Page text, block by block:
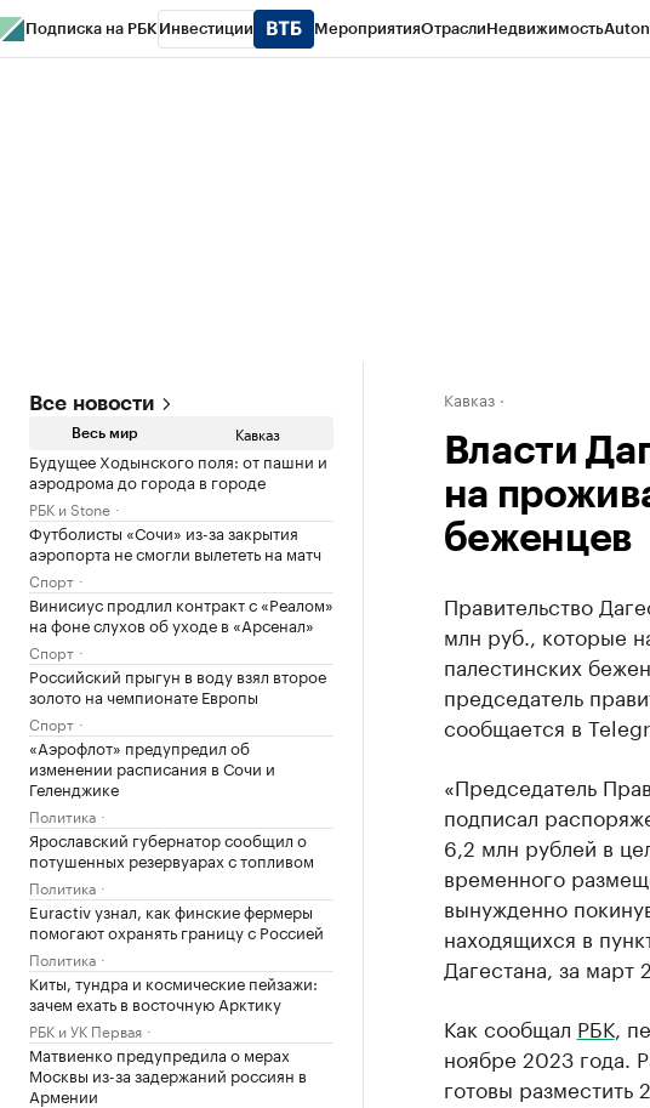
Подписка на РБК Инвестиции МероприятияОтраслиНедвижимость
Все новости
Весь мир Кавказ
Будущее Ходынского поля: от пашни и
аэродрома до города в городе
РБК и Stone
Футболисты «Сочи» из-за закрытия
аэропорта не смогли вылететь на матч
Спорт
Винисиус продлил контракт с «Реалом»
на фоне слухов об уходе в «Арсенал»
Спорт
Российский прыгун в воду взял второе
золото на чемпионате Европы
Спорт
«Аэрофлот» предупредил об
изменении расписания в Сочи и
Геленджике
Политика
Ярославский губернатор сообщил о
потушенных резервуарах с топливом
Политика
Euractiv узнал, как финские фермеры
помогают охранять границу с Россией
Политика
Киты, тундра и космические пейзажи:
зачем ехать в восточную Арктику
РБК и УК Первая
Матвиенко предупредила о мерах
Москвы из-за задержаний россиян в
Армении
Кавказ
Власти
на
беженцев
Правительство
млн руб., которые
палестинских
председатель
сообщается в
«Председатель
подписал
6,2 млн рублей в
временного
вынужденно
находящихся в
Дагестана, за
Как сообщал РБК,
ноябре 2023 года.
готовы разместить